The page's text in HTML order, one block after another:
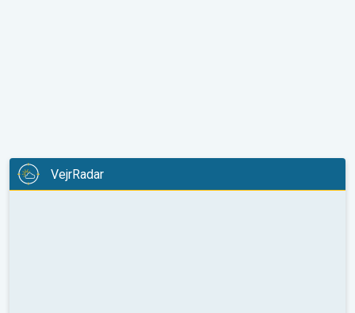
VejrRadar